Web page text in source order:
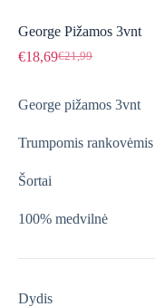
George Pižamos 3vnt
€21,99
Original
was:
€21,99.
€18,69Current
€18,69.
George pižamos 3vnt
Trumpomis rankovėmis
Šortai
100% medvilnė
Dydis